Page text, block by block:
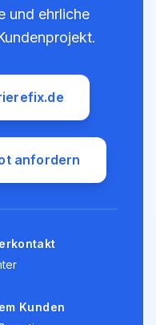
und ehrliche
anfordern
Kunden